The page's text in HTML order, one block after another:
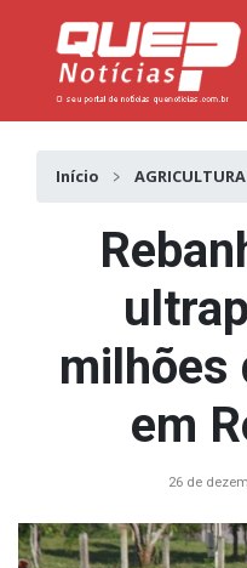
Início AGRICULTURA
milhões
em
26 de